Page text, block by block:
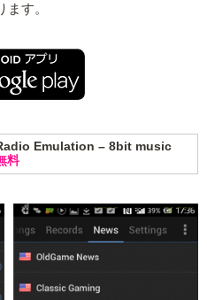
す。
Emulation – 8bit music
料